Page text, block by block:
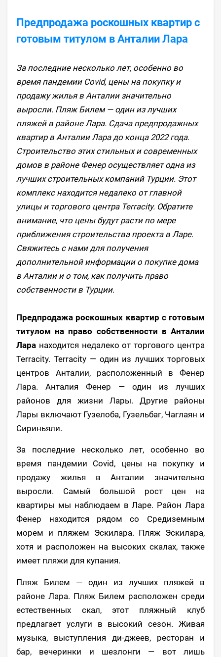
Предпродажа роскошных квартир с
готовым титулом в Анталии Лара
За последние несколько лет, особенно во
время пандемии Covid, цены на покупку и
продажу жилья в Анталии значительно
выросли. Пляж Билем — один из лучших
пляжей в районе Лара. Сдача предпродажных
квартир в Анталии Лара до конца 2022 года.
Строительство этих стильных и современных
домов в районе Фенер осуществляет одна из
лучших строительных компаний Турции. Этот
комплекс находится недалеко от главной
улицы и торгового центра Terracity. Обратите
внимание, что цены будут расти по мере
приближения строительства проекта в Ларе.
Свяжитесь с нами для получения
дополнительной информации о покупке дома
в Анталии и о том, как получить право
собственности в Турции.
Предпродажа роскошных квартир с готовым
титулом на право собственности в Анталии
Лара находится недалеко от торгового центра
Terracity. Terracity — один из лучших торговых
центров Анталии, расположенный в Фенер
Лара. Анталия Фенер — один из лучших
районов для жизни Лары. Другие районы
Лары включают Гузелоба, Гузельбаг, Чаглаян и
Сириньяли.
За последние несколько лет, особенно во
время пандемии Covid, цены на покупку и
продажу жилья в Анталии значительно
выросли. Самый большой рост цен на
квартиры мы наблюдаем в Ларе. Район Лара
Фенер находится рядом со Средиземным
морем и пляжем Эскилара. Пляж Эскилара,
хотя и расположен на высоких скалах, также
имеет пляжи для купания.
Пляж Билем — один из лучших пляжей в
районе Лара. Пляж Билем расположен среди
естественных скал, этот пляжный клуб
предлагает услуги в высокий сезон. Живая
музыка, выступления ди-джеев, ресторан и
бар, вечеринки и шезлонги — вот лишь